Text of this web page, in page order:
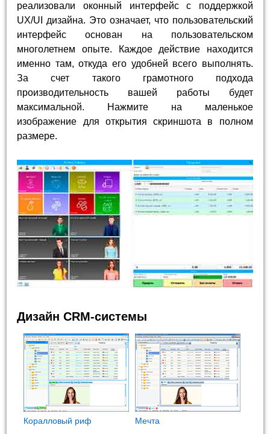
реализовали оконный интерфейс с поддержкой
UX/UI дизайна. Это означает, что пользовательский
интерфейс основан на пользовательском
многолетнем опыте. Каждое действие находится
именно там, откуда его удобней всего выполнять.
За счет такого грамотного подхода
производительность вашей работы будет
максимальной. Нажмите на маленькое
изображение для открытия скриншота в полном
размере.
Дизайн CRM-системы
Коралловый риф Мечта